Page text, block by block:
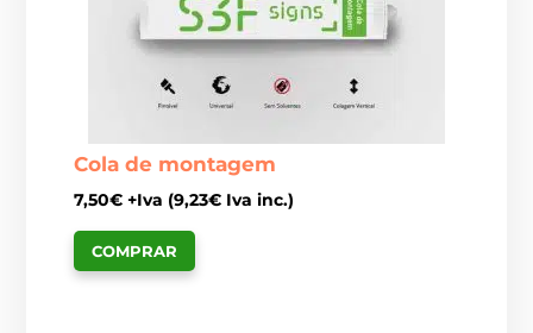
Cola de montagem
7,50€ +Iva (9,23€ Iva inc.)
COMPRAR